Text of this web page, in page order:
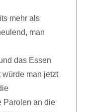
mehr als
man
das Essen
würde man jetzt
Parolen an die